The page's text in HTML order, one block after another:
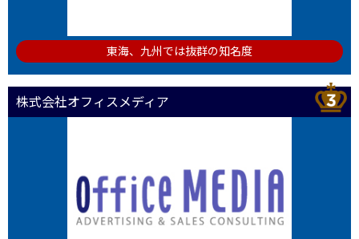
東海、九州では抜群の知名度
株式会社オフィスメディア